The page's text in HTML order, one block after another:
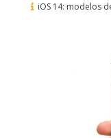
iOS 14: modelos